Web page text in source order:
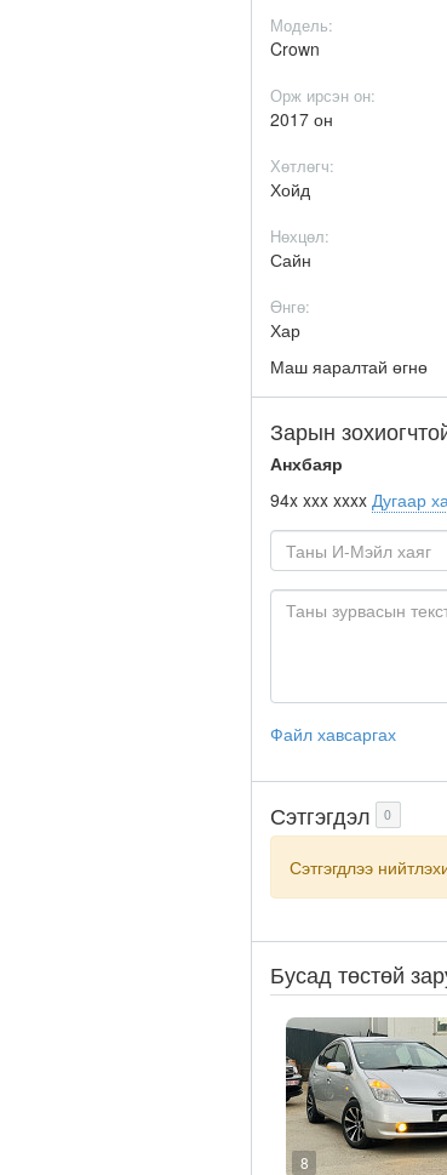
Модель:
Crown
Орж ирсэн он:
2017 он
Хөтлөгч:
Хойд
Нөхцөл:
Сайн
Өнгө:
Хар
Маш яаралтай өгнө
Зарын
Анхбаяр
94x xxx xxxx Дугаар
Файл хавсаргах
Сэтгэгдэл 0
Сэтгэгдлээ
Бусад төстөй
8